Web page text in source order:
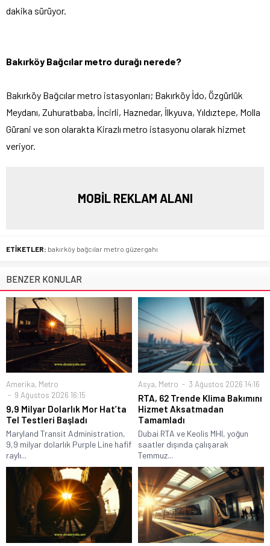
dakika sürüyor.
Bakırköy Bağcılar metro durağı nerede?
Bakırköy Bağcılar metro istasyonları; Bakırköy İdo, Özgürlük
Meydanı, Zuhuratbaba, İncirli, Haznedar, İlkyuva, Yıldıztepe, Molla
Gürani ve son olarakta Kirazlı metro istasyonu olarak hizmet
veriyor.
MOBİL REKLAM ALANI
ETİKETLER: bakırköy bağcılar metro güzergahı
BENZER KONULAR
Amerika, Metro
9 Ağustos 2026 16:15
9,9 Milyar Dolarlık Mor Hat’ta
Tel Testleri Başladı
Maryland Transit Administration,
9,9 milyar dolarlık Purple Line hafif
raylı...
Asya, Metro 3 Ağustos 2026 14:16
RTA, 62 Trende Klima Bakımını
Hizmet Aksatmadan
Tamamladı
Dubai RTA ve Keolis MHI, yoğun
saatler dışında çalışarak
Temmuz...